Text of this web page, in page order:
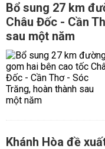
Bổ sung 27 km
Châu Đốc - Cần
sau một năm
Khánh Hòa đề